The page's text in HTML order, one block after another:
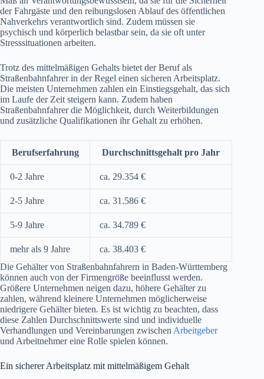
der Fahrgäste und den reibungslosen Ablauf des öffentlichen
Nahverkehrs verantwortlich sind. Zudem müssen sie
psychisch und körperlich belastbar sein, da sie oft unter
Stresssituationen arbeiten.
Trotz des mittelmäßigen Gehalts bietet der Beruf als
Straßenbahnfahrer in der Regel einen sicheren Arbeitsplatz.
Die meisten Unternehmen zahlen ein Einstiegsgehalt, das sich
im Laufe der Zeit steigern kann. Zudem haben
Straßenbahnfahrer die Möglichkeit, durch Weiterbildungen
und zusätzliche Qualifikationen ihr Gehalt zu erhöhen.
Berufserfahrung Durchschnittsgehalt pro Jahr
0-2 Jahre ca. 29.354 €
2-5 Jahre ca. 31.586 €
5-9 Jahre ca. 34.789 €
mehr als 9 Jahre
ca. 38.403 €
Die Gehälter von Straßenbahnfahrern in Baden-Württemberg
können auch von der Firmengröße beeinflusst werden.
Größere Unternehmen neigen dazu, höhere Gehälter zu
zahlen, während kleinere Unternehmen möglicherweise
niedrigere Gehälter bieten. Es ist wichtig zu beachten, dass
diese Zahlen Durchschnittswerte sind und individuelle
Verhandlungen und Vereinbarungen zwischen Arbeitgeber
und Arbeitnehmer eine Rolle spielen können.
Ein sicherer Arbeitsplatz mit mittelmäßigem Gehalt